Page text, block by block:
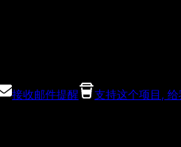
接收邮件提醒
支持这个项目,